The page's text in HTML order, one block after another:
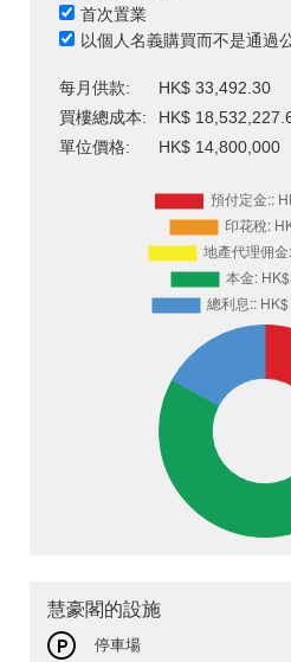
首次置業
以個人名義購買而不是通過
每月供款:
HK$ 33,492.30
買樓總成本:
HK$
單位價格:
HK$ 14,800,000
慧豪閣的設施
停車場